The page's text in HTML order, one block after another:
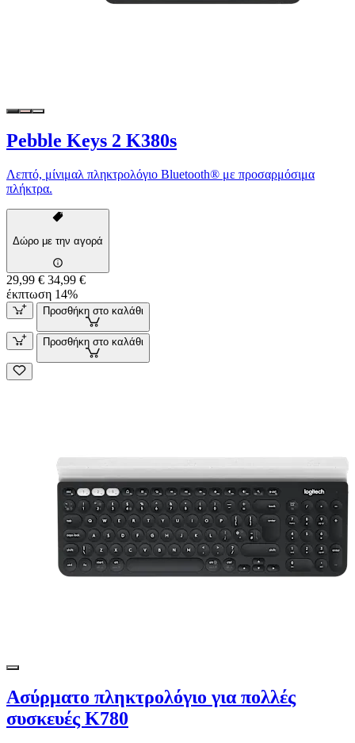
Pebble Keys 2 K380s
Λεπτό, μίνιμαλ πληκτρολόγιο Bluetooth® με προσαρμόσιμα
πλήκτρα.
Δώρο με την αγορά
29,99 € 34,99 €
έκπτωση 14%
Προσθήκη στο καλάθι
Προσθήκη στο καλάθι
Ασύρματο πληκτρολόγιο για πολλές
συσκευές K780